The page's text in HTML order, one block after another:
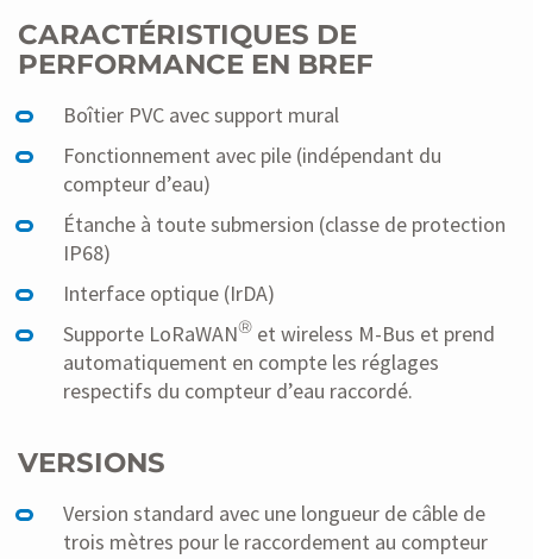
CARACTÉRISTIQUES DE
PERFORMANCE EN BREF
Boîtier PVC avec support mural
Fonctionnement avec pile (indépendant du
compteur d’eau)
Étanche à toute submersion (classe de protection
IP68)
Interface optique (IrDA)
Supporte LoRaWAN® et wireless M-Bus et prend
automatiquement en compte les réglages
respectifs du compteur d’eau raccordé.
VERSIONS
Version standard avec une longueur de câble de
trois mètres pour le raccordement au compteur